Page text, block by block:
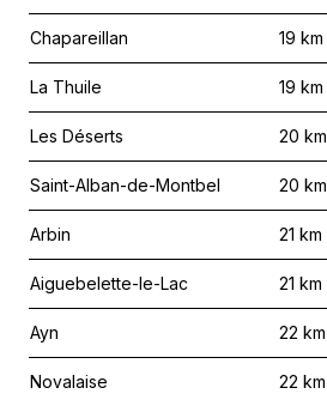
Chapareillan 19 km
La Thuile 19 km
Les Déserts 20 km
Saint-Alban-de-Montbel 20 km
Arbin 21 km
Aiguebelette-le-Lac 21 km
Ayn 22 km
Novalaise 22 km